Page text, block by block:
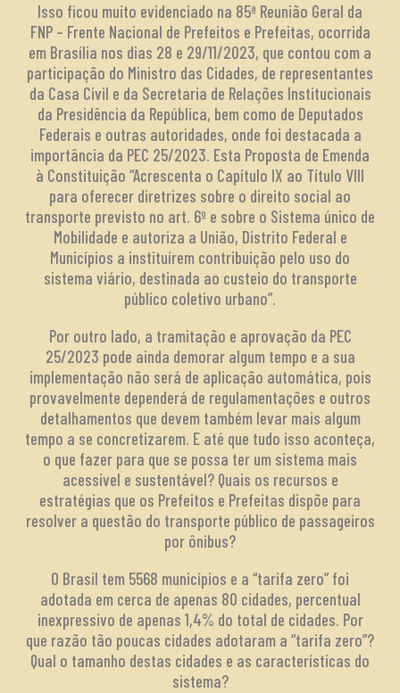
Isso ficou muito evidenciado na 85ª Reunião Geral da
FNP – Frente Nacional de Prefeitos e Prefeitas, ocorrida
em Brasília nos dias 28 e 29/11/2023, que contou com a
participação do Ministro das Cidades, de representantes
da Casa Civil e da Secretaria de Relações Institucionais
da Presidência da República, bem como de Deputados
Federais e outras autoridades, onde foi destacada a
importância da PEC 25/2023. Esta Proposta de Emenda
à Constituição “Acrescenta o Capítulo IX ao Título VIII
para oferecer diretrizes sobre o direito social ao
transporte previsto no art. 6º e sobre o Sistema único de
Mobilidade e autoriza a União, Distrito Federal e
Municípios a instituírem contribuição pelo uso do
sistema viário, destinada ao custeio do transporte
público coletivo urbano”.
Por outro lado, a tramitação e aprovação da PEC
25/2023 pode ainda demorar algum tempo e a sua
implementação não será de aplicação automática, pois
provavelmente dependerá de regulamentações e outros
detalhamentos que devem também levar mais algum
tempo a se concretizarem. E até que tudo isso aconteça,
o que fazer para que se possa ter um sistema mais
acessível e sustentável? Quais os recursos e
estratégias que os Prefeitos e Prefeitas dispõe para
resolver a questão do transporte público de passageiros
por ônibus?
O Brasil tem 5568 municípios e a “tarifa zero” foi
adotada em cerca de apenas 80 cidades, percentual
inexpressivo de apenas 1,4% do total de cidades. Por
que razão tão poucas cidades adotaram a “tarifa zero”?
Qual o tamanho destas cidades e as características do
sistema?